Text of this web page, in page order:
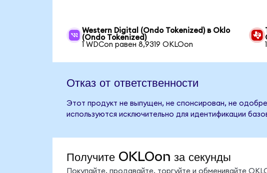
Western Digital (Ondo Tokenized) в Oklo
(Ondo Tokenized)
1 WDCon равен 8,9319 OKLOon
Отказ от ответственности
Этот продукт не выпущен, не спонсирован, не
используются исключительно для идентификации
Получите OKLOon за секунды
Покупайте, продавайте, торгуйте и обменивайте